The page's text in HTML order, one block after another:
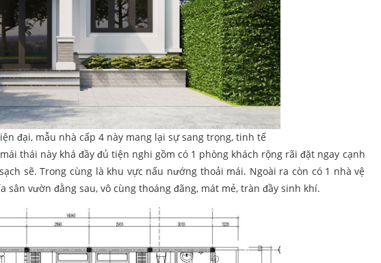
đại, mẫu nhà cấp 4 này mang lại sự sang trọng, tinh tế
thái này khá đầy đủ tiện nghi gồm có 1 phòng khách rộng rãi đặt ngay cạnh
sẽ. Trong cùng là khu vực nấu nướng thoải mái. Ngoài ra còn có 1 nhà vệ
vườn đằng sau, vô cùng thoáng đãng, mát mẻ, tràn đầy sinh khí.